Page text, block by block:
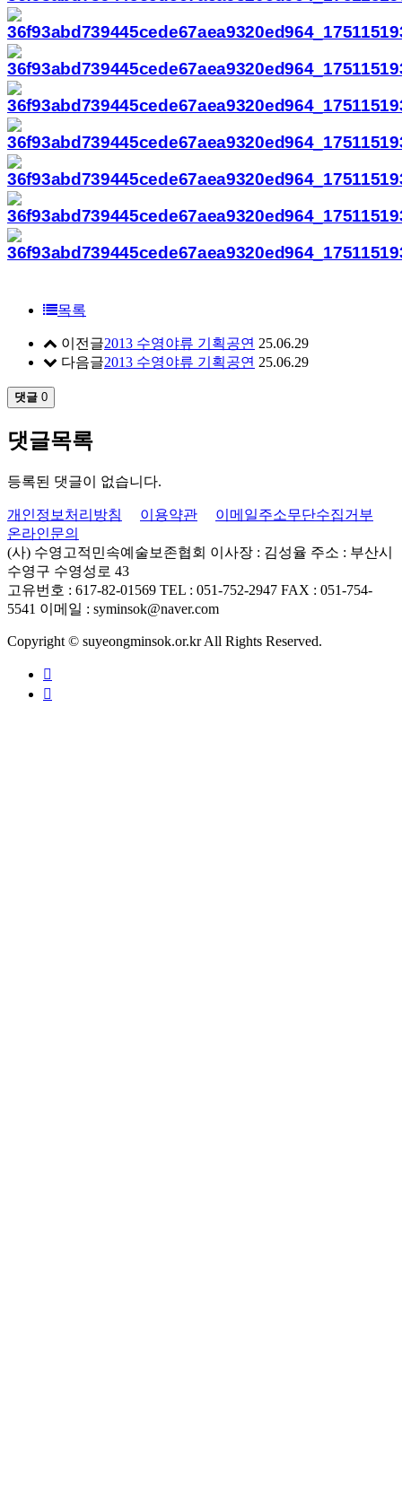
목록
이전글2013 수영야류 기획공연 25.06.29
다음글2013 수영야류 기획공연 25.06.29
댓글 0
댓글목록
등록된 댓글이 없습니다.
개인정보처리방침 이용약관
이메일주소무단수집거부
온라인문의
(사) 수영고적민속예술보존협회 이사장 : 김성율 주소 : 부산시
수영구 수영성로 43
고유번호 : 617-82-01569 TEL : 051-752-2947 FAX : 051-754-
5541 이메일 : syminsok@naver.com
Copyright © suyeongminsok.or.kr All Rights Reserved.